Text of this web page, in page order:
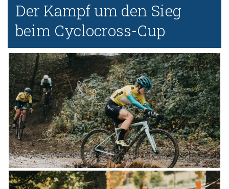
Der Kampf um den Sieg
beim Cyclocross-Cup